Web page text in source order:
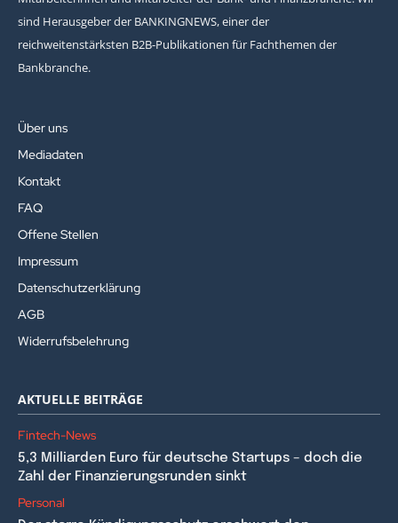
sind Herausgeber der BANKINGNEWS, einer der
reichweitenstärksten B2B-Publikationen für Fachthemen der
Bankbranche.
Über uns
Mediadaten
Kontakt
FAQ
Offene Stellen
Impressum
Datenschutzerklärung
AGB
Widerrufsbelehrung
AKTUELLE BEITRÄGE
Fintech-News
5,3 Milliarden Euro für deutsche Startups – doch die
Zahl der Finanzierungsrunden sinkt
Personal